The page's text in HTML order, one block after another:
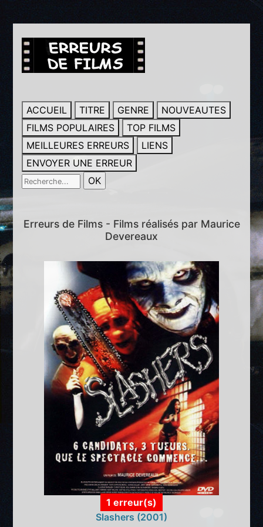
ACCUEIL TITRE GENRE
NOUVEAUTES
FILMS POPULAIRES
TOP FILMS
MEILLEURES ERREURS
LIENS
ENVOYER UNE ERREUR
Erreurs de Films - Films réalisés par Maurice
Devereaux
1 erreur(s)
Slashers (2001)